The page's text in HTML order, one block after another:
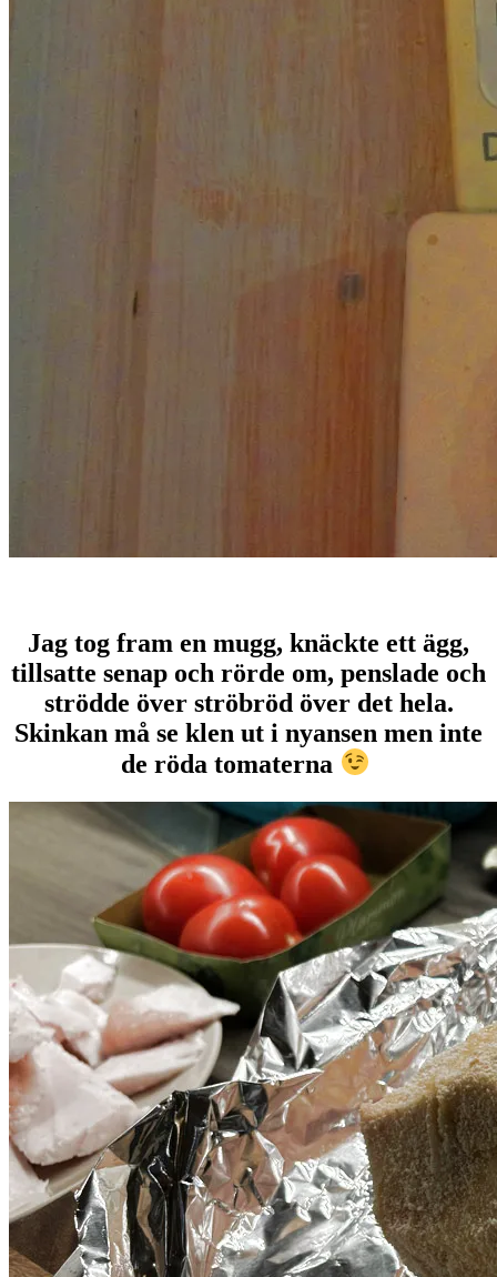
Jag tog fram en mugg, knäckte ett ägg,
tillsatte senap och rörde om, penslade och
strödde över ströbröd över det hela.
Skinkan må se klen ut i nyansen men inte
de röda tomaterna